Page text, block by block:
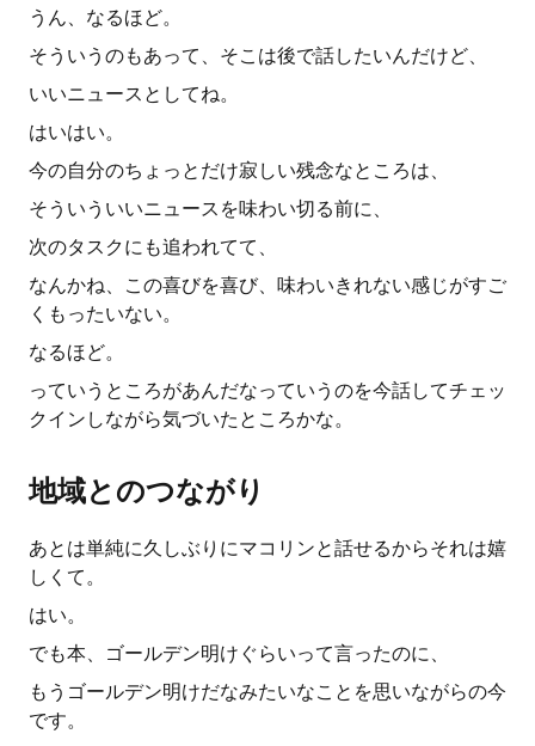
うん、なるほど。
そういうのもあって、そこは後で話したいんだけど、
いいニュースとしてね。
はいはい。
今の自分のちょっとだけ寂しい残念なところは、
そういういいニュースを味わい切る前に、
次のタスクにも追われてて、
なんかね、この喜びを喜び、味わいきれない感じがすご
くもったいない。
なるほど。
っていうところがあんだなっていうのを今話してチェッ
クインしながら気づいたところかな。
地域とのつながり
あとは単純に久しぶりにマコリンと話せるからそれは嬉
しくて。
はい。
でも本、ゴールデン明けぐらいって言ったのに、
もうゴールデン明けだなみたいなことを思いながらの今
です。